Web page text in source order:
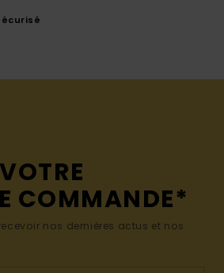
COMMANDE*
nos dernières actus et nos